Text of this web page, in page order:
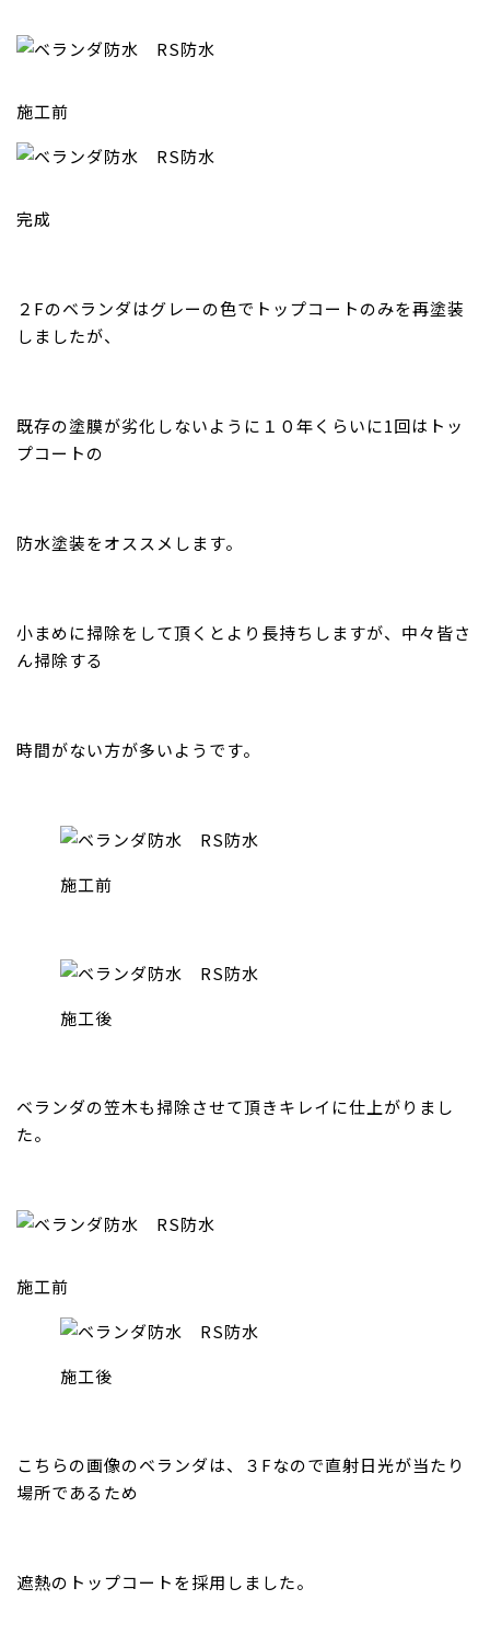
施工前
完成
２Fのベランダはグレーの色でトップコートのみを再塗装
しましたが、
既存の塗膜が劣化しないように１０年くらいに1回はトッ
プコートの
防水塗装をオススメします。
小まめに掃除をして頂くとより長持ちしますが、中々皆さ
ん掃除する
時間がない方が多いようです。
施工前
施工後
ベランダの笠木も掃除させて頂きキレイに仕上がりまし
た。
施工前
施工後
こちらの画像のベランダは、３Fなので直射日光が当たり
場所であるため
遮熱のトップコートを採用しました。